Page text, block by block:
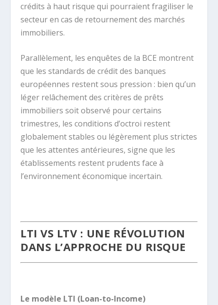
crédits à haut risque qui pourraient fragiliser le
secteur en cas de retournement des marchés
immobiliers.
Parallèlement, les enquêtes de la BCE montrent
que les standards de crédit des banques
européennes restent sous pression : bien qu’un
léger relâchement des critères de prêts
immobiliers soit observé pour certains
trimestres, les conditions d’octroi restent
globalement stables ou légèrement plus strictes
que les attentes antérieures, signe que les
établissements restent prudents face à
l’environnement économique incertain.
LTI VS LTV : UNE RÉVOLUTION
DANS L’APPROCHE DU RISQUE
Le modèle LTI (Loan-to-Income)